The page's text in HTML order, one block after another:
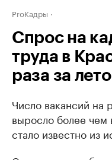
ProКадры
Спрос на
труда в
раза за
Число вакансий на
выросло более
стало известно из